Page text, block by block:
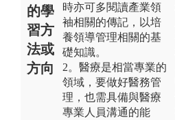
的學
習方
法或
方向
時亦可多閱讀產業領
袖相關的傳記，以培
養領導管理相關的基
礎知識。
2。醫療是相當專業的
領域，要做好醫務管
理，也需具備與醫療
專業人員溝通的能